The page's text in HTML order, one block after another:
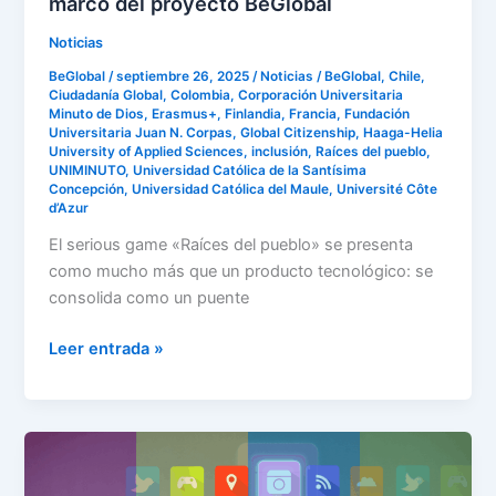
Noticias
BeGlobal/septiembre 26, 2025/ Noticias / BeGlobal,Chile,
Ciudadanía Global,Colombia,Corporación Universitaria
Minuto de Dios, Erasmus+, Finlandia, Francia, Fundación
Universitaria Juan N. Corpas,Global Citizenship, Haaga-Helia
University of Applied Sciences,inclusión, Raíces del pueblo,
UNIMINUTO,Universidad Católica de la Santísima
Concepción,Universidad Católica del Maule,Université Côte
d’Azur
El serious game «Raíces del pueblo» se presenta
como mucho más que un producto tecnológico: se
consolida como un puente
Leer entrada »
experiencias